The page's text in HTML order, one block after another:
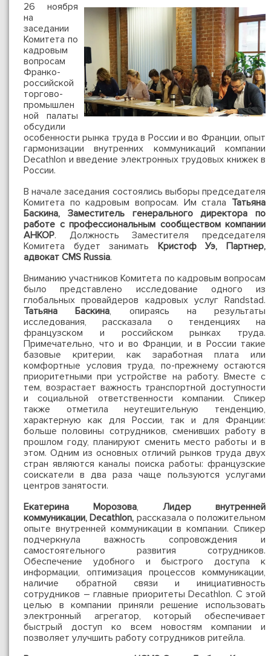
26 ноября
на
заседании
Комитета по
кадровым
вопросам
Франко-
российской
торгово-
промышлен
ной палаты
обсудили
особенности рынка труда в России и во Франции, опыт
гармонизации внутренних коммуникаций компании
Decathlon и введение электронных трудовых книжек в
России.
В начале заседания состоялись выборы председателя
Комитета по кадровым вопросам. Им стала Татьяна
Баскина,
Заместитель генерального директора по
работе с профессиональным сообществом компании
АНКОР. Должность Заместителя председателя
Комитета будет занимать Кристоф Уэ, Партнер,
адвокат CMS Russia.
Вниманию участников Комитета по кадровым вопросам
было представлено исследование одного из
глобальных провайдеров кадровых услуг Randstad.
Татьяна Баскина, опираясь на результаты
исследования, рассказала о тенденциях на
французском и российском рынках труда.
Примечательно, что и во Франции, и в России такие
базовые критерии, как заработная плата или
комфортные условия труда, по-прежнему остаются
приоритетными при устройстве на работу. Вместе с
тем, возрастает важность транспортной доступности
и социальной ответственности компании. Спикер
также отметила неутешительную тенденцию,
характерную как для России, так и для Франции:
больше половины сотрудников, сменивших работу в
прошлом году, планируют сменить место работы и в
этом. Одним из основных отличий рынков труда двух
стран являются каналы поиска работы: французские
соискатели в два раза чаще пользуются услугами
центров занятости.
Екатерина Морозова, Лидер внутренней
коммуникации,Decathlon, рассказала о положительном
опыте внутренней коммуникации в компании. Спикер
подчеркнула важность сопровождения и
самостоятельного развития сотрудников.
Обеспечение удобного и быстрого доступа к
информации, оптимизация процессов коммуникации,
наличие обратной связи и инициативность
сотрудников – главные приоритеты Decathlon. С этой
целью в компании приняли решение использовать
электронный агрегатор, который обеспечивает
быстрый доступ ко всем новостям компании и
позволяет улучшить работу сотрудников ритейла.